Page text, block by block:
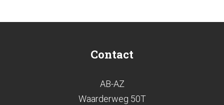
Contact
AB-AZ
Waarderweg 50T